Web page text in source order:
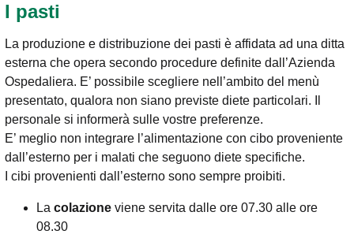
I pasti
La produzione e distribuzione dei pasti è affidata ad una ditta
esterna che opera secondo procedure definite dall’Azienda
Ospedaliera. E’ possibile scegliere nell’ambito del menù
presentato, qualora non siano previste diete particolari. Il
personale si informerà sulle vostre preferenze.
E’ meglio non integrare l’alimentazione con cibo proveniente
dall’esterno per i malati che seguono diete specifiche.
I cibi provenienti dall’esterno sono sempre proibiti.
La colazione viene servita dalle ore 07.30 alle ore
08.30